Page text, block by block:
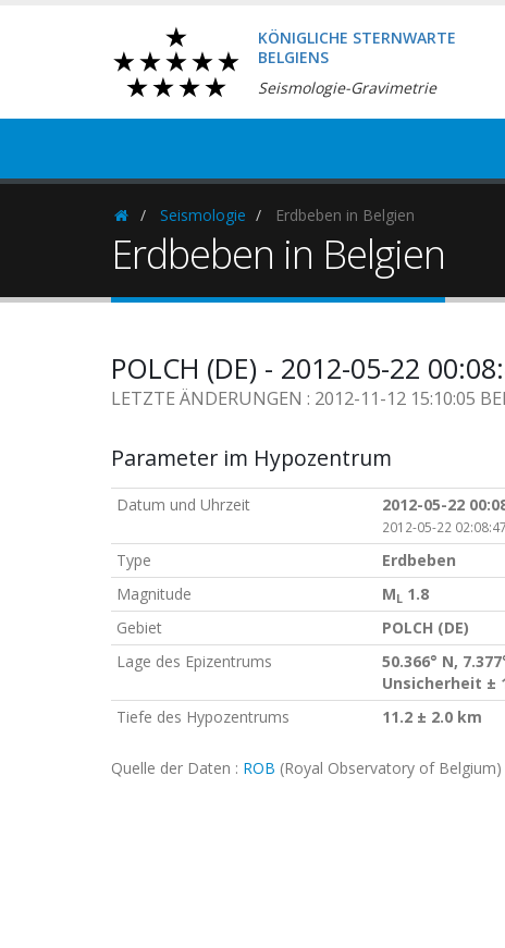
KÖNIGLICHE STERNWARTE
BELGIENS
Seismologie-Gravimetrie
HomepageSeismologie Erdbeben in Belgien
Erdbeben in Belgien
POLCH (DE) - 2012-05-22
LETZTE ÄNDERUNGEN : 2012-11-12 15:10:05
Parameter im Hypozentrum
Datum und Uhrzeit 2012-05-22
2012-05-22
Type
Erdbeben
Magnitude
ML 1.8
Gebiet
POLCH (DE)
Lage des Epizentrums
50.366° N,
Unsicherheit ±
Tiefe des Hypozentrums
11.2 ± 2.0 km
Quelle der Daten : ROB (Royal Observatory of Belgium)